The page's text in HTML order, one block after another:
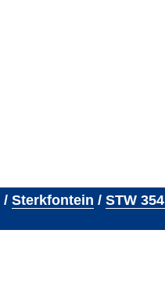
/ Sterkfontein / STW 354